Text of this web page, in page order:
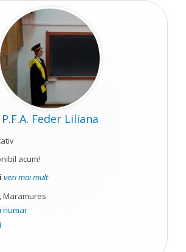
P.F.A. Feder Liliana
acum!
vezi mai mult
Maramures
numar